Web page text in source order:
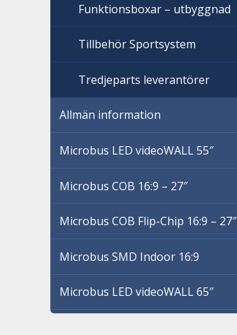
Funktionsboxar – utbyggnad
Tillbehör Sportsystem
Tredjeparts leverantörer
Allmän information
Microbus LED videoWALL 55″
Microbus COB 16:9 – 27″
Microbus COB Flip-Chip 16:9 – 27″
Microbus SMD Indoor 16:9
Microbus LED videoWALL 65″